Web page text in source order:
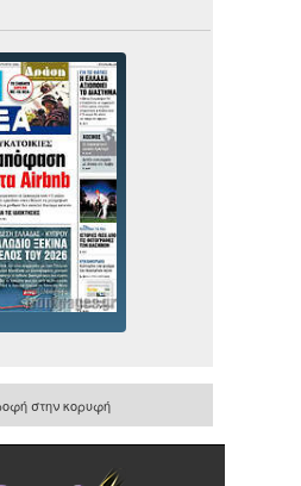
στην κορυφή